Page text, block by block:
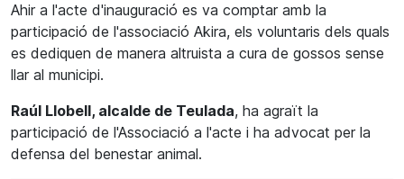
Ahir a l'acte d'inauguració es va comptar amb la
participació de l'associació Akira, els voluntaris dels quals
es dediquen de manera altruista a cura de gossos sense
llar al municipi.
Raúl Llobell, alcalde de Teulada, ha agraït la
participació de l'Associació a l'acte i ha advocat per la
defensa del benestar animal.